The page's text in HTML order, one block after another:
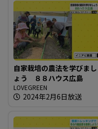
自家栽培の農法を学びまし
ょう ８８ハウス広島
LOVEGREEN
2024年2月6日放送